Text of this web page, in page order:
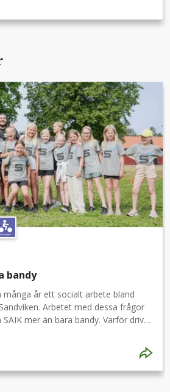
bandy
många år ett socialt arbete bland
Arbetet med dessa frågor
mer än bara bandy. Varför driver
liv. Inte bara genom motion och
även genom att påverka ungdomars